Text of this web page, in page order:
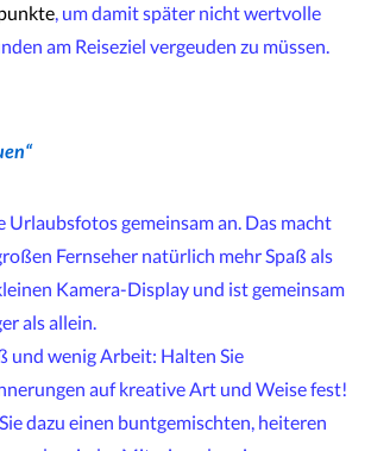
, um damit später nicht wertvolle
am Reiseziel vergeuden zu müssen.
Urlaubsfotos gemeinsam an. Das macht
Fernseher natürlich mehr Spaß als
Kamera-Display und ist gemeinsam
als allein.
und wenig Arbeit: Halten Sie
auf kreative Art und Weise fest!
dazu einen buntgemischten, heiteren